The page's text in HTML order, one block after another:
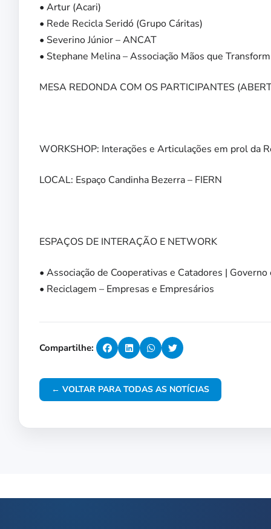
• Artur (Acari)
• Rede Recicla Seridó (Grupo Cáritas)
• Severino Júnior – ANCAT
• Stephane Melina – Associação Mãos que
MESA REDONDA COM OS PARTICIPANTES
WORKSHOP: Interações e Articulações em prol da
LOCAL: Espaço Candinha Bezerra – FIERN
ESPAÇOS DE INTERAÇÃO E NETWORK
• Associação de Cooperativas e Catadores |
• Reciclagem – Empresas e Empresários
Compartilhe:
← VOLTAR PARA TODAS AS NOTÍCIAS